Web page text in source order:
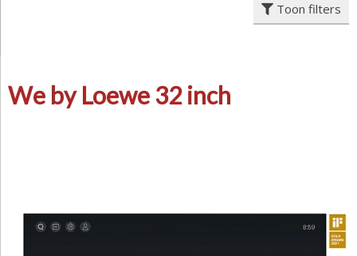
Toon filters
We by Loewe 32 inch